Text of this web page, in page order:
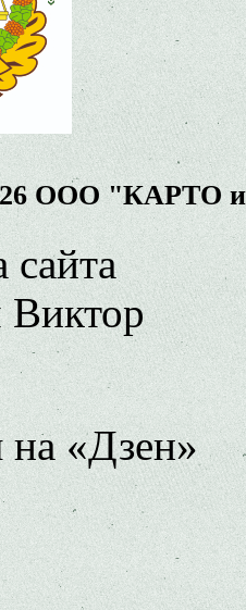
ООО "КАРТО
сайта
Виктор
«Дзен»